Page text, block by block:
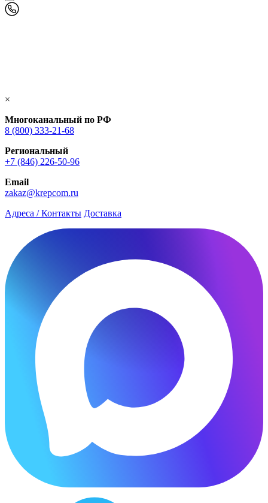
×
Многоканальный по РФ
8 (800) 333‑21-68
Региональный
+7 (846) 226-50-96
Email
zakaz@krepcom.ru
Адреса / Контакты Доставка